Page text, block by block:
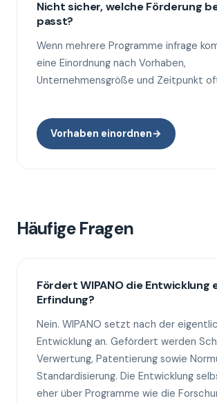
Nicht sicher, welche Förderung
passt?
Wenn mehrere Programme infrage
eine Einordnung nach Vorhaben,
Unternehmensgröße und Zeitpunkt
Vorhaben einordnen→
Häufige Fragen
Fördert WIPANO die Entwicklung
Erfindung?
Nein. WIPANO setzt nach der
Entwicklung an. Gefördert werden
Verwertung, Patentierung sowie
Standardisierung. Die Entwicklung
eher über Programme wie die